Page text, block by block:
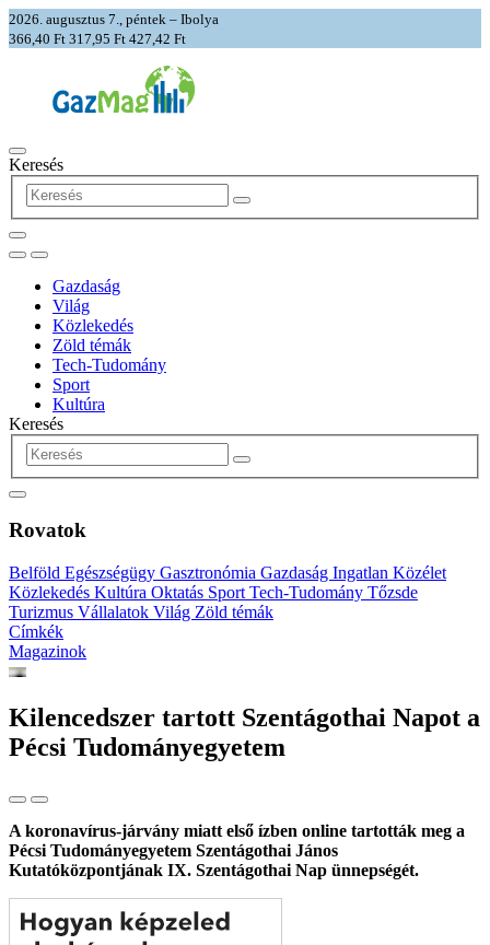
2026. augusztus 7., péntek – Ibolya
366,40 Ft 317,95 Ft 427,42 Ft
Keresés
Gazdaság
Világ
Közlekedés
Zöld témák
Tech-Tudomány
Sport
Kultúra
Keresés
Rovatok
Belföld Egészségügy Gasztronómia Gazdaság Ingatlan Közélet
Közlekedés Kultúra Oktatás Sport Tech-Tudomány Tőzsde
Turizmus Vállalatok Világ Zöld témák
Címkék
Magazinok
Kilencedszer tartott Szentágothai Napot a
Pécsi Tudományegyetem
A koronavírus-járvány miatt első ízben online tartották meg a
Pécsi Tudományegyetem Szentágothai János
Kutatóközpontjának IX. Szentágothai Nap ünnepségét.